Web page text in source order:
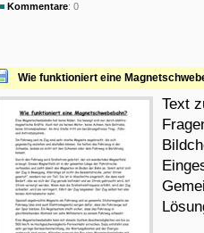
Kommentare: 0
Wie funktioniert eine
Text